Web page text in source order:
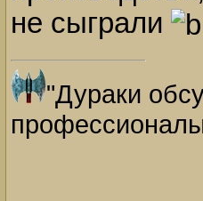
не сыграли
"Дураки